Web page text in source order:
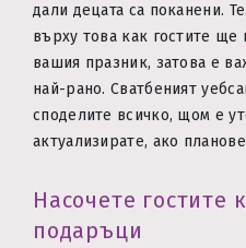
дали децата са поканени.
върху това как гостите ще
вашия празник, затова е
най-рано. Сватбеният
споделите всичко, щом е
актуализирате, ако
Насочете гостите
подаръци